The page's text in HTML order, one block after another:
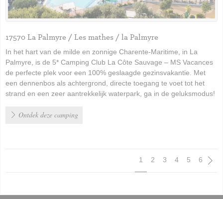
17570 La Palmyre / Les mathes / la Palmyre
In het hart van de milde en zonnige Charente-Maritime, in La
Palmyre, is de 5* Camping Club La Côte Sauvage – MS Vacances
de perfecte plek voor een 100% geslaagde gezinsvakantie. Met
een dennenbos als achtergrond, directe toegang te voet tot het
strand en een zeer aantrekkelijk waterpark, ga in de geluksmodus!
Ontdek deze camping
Pagination
1 2 3 4 5 6